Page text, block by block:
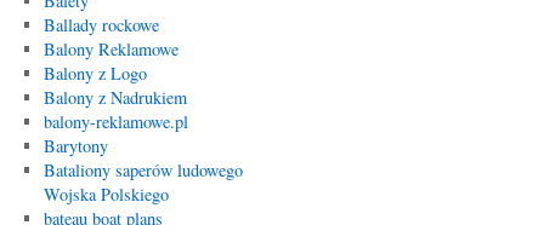
Ballady rockowe
Balony Reklamowe
Balony z Logo
Balony z Nadrukiem
balony-reklamowe.pl
Barytony
Bataliony saperów ludowego
Wojska Polskiego
bateau boat plans